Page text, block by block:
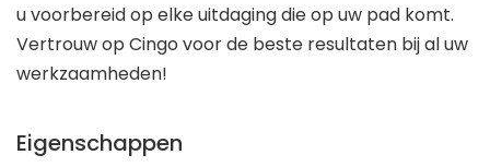
u voorbereid op elke uitdaging die op uw pad komt.
Vertrouw op Cingo voor de beste resultaten bij al uw
werkzaamheden!
Eigenschappen